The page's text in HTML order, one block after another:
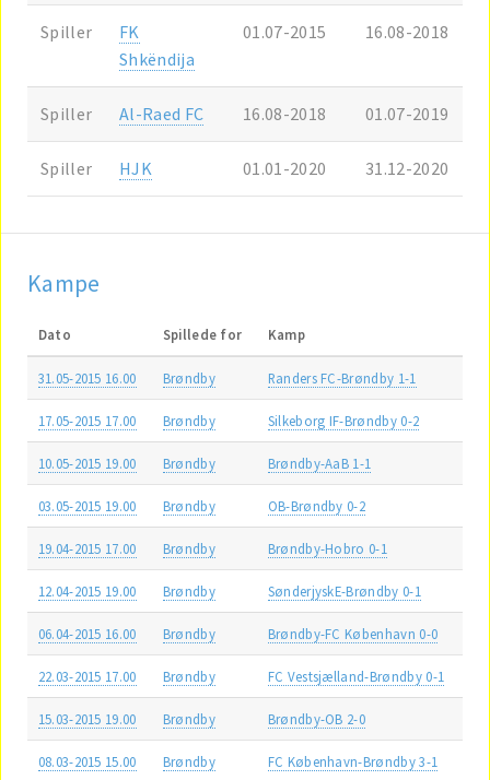
Spiller
FK
Shkëndija
01.07-2015 16.08-2018
Spiller Al-Raed FC 16.08-2018 01.07-2019
Spiller HJK 01.01-2020 31.12-2020
Kampe
Dato Spillede for Kamp
31.05-2015 16.00 Brøndby Randers FC-Brøndby 1-1
17.05-2015 17.00 Brøndby Silkeborg IF-Brøndby 0-2
10.05-2015 19.00 Brøndby Brøndby-AaB 1-1
03.05-2015 19.00 Brøndby OB-Brøndby 0-2
19.04-2015 17.00 Brøndby Brøndby-Hobro 0-1
12.04-2015 19.00 Brøndby SønderjyskE-Brøndby 0-1
06.04-2015 16.00 Brøndby Brøndby-FC København 0-0
22.03-2015 17.00 Brøndby FC Vestsjælland-Brøndby 0-1
15.03-2015 19.00 Brøndby Brøndby-OB 2-0
08.03-2015 15.00 Brøndby FC København-Brøndby 3-1